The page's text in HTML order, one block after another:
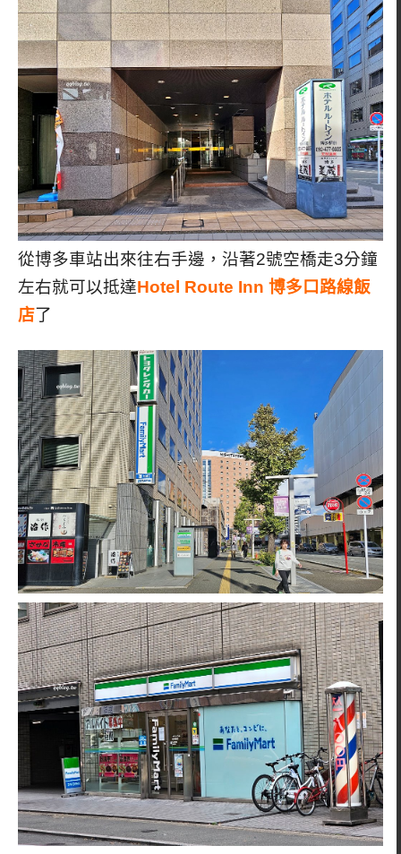
從博多車站出來往右手邊，沿著2號空橋走3分鐘
左右就可以抵達Hotel Route Inn 博多口路線飯
店了